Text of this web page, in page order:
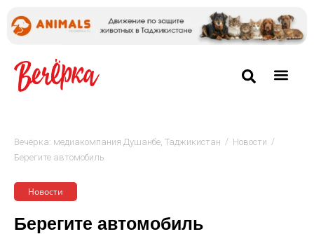
Вечёрка: медиакомпания Душанбе, Таджикистан / Новости /
Берегите автомобиль
Новости
Берегите автомобиль